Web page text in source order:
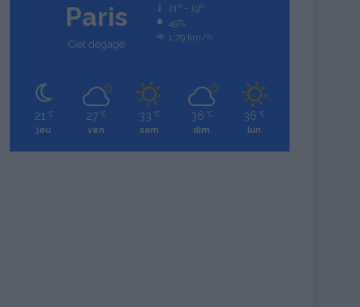
Paris
Ciel dégagé
21º - 19º
49%
1.79 km/h
21 ℃
jeu
27 ℃
ven
33 ℃
sam
36 ℃
dim
36 ℃
lun